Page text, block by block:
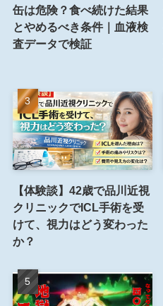
缶は危険？食べ続けた結果
とやめるべき条件｜血液検
査データで検証
【体験談】42歳で品川近視
クリニックでICL手術を受
けて、視力はどう変わった
か？